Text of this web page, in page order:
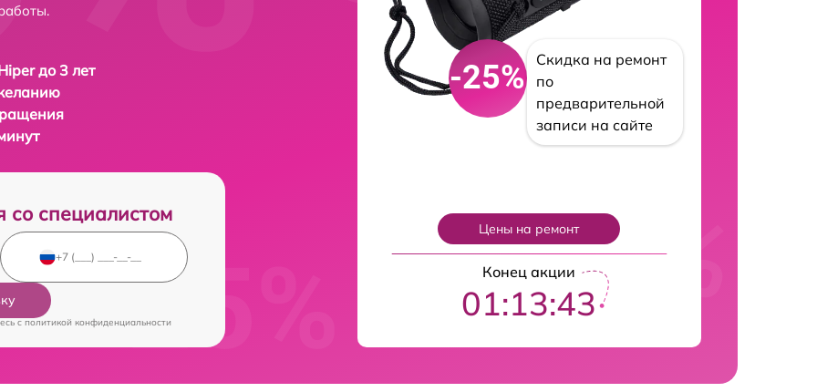
до 3 лет
со специалистом
cполитикой конфиденциальности
-25%
Скидка на ремонт
по
предварительной
записи на сайте
Цены на ремонт
Конец акции
01:13:42